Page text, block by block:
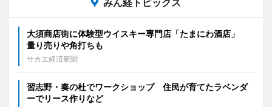
みん経トピックス
大須商店街に体験型ウイスキー専門店「たまにわ酒店」
量り売りや角打ちも
サカエ経済新聞
習志野・奏の杜でワークショップ 住民が育てたラベンダ
ーでリース作りなど